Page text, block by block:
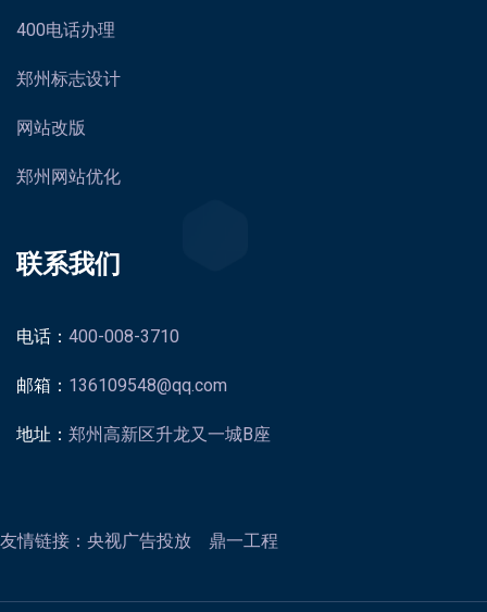
400电话办理
郑州标志设计
网站改版
郑州网站优化
联系我们
电话： 400-008-3710
邮箱： 136109548@qq.com
地址： 郑州高新区升龙又一城B座
友情链接： 央视广告投放 鼎一工程